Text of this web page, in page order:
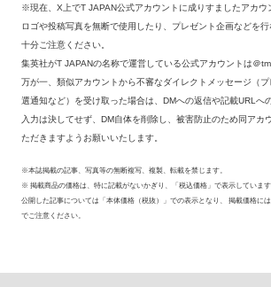
※現在、X上でT JAPAN公式アカウントに成りすましたアカウ
ロゴや投稿写真を無断で使用したり、プレゼント企画などを
十分ご注意ください。
集英社がT JAPANの名称で運営している公式アカウントは＠
万が一、類似アカウントから不審なダイレクトメッセージ（
選通知など）を受け取った場合は、DMへの返信や記載URLへ
入力は決してせず、DM自体を削除し、被害防止のため同アカ
ただきますようお願いいたします。
※本誌掲載の記事、写真等の無断複写、複製、転載を禁じます。
※ 掲載商品の価格は、特に記載がないかぎり、「税込価格」で表示していま
公開した記事については「本体価格（税抜）」での表示となり、 掲載価格に
でご注意ください。